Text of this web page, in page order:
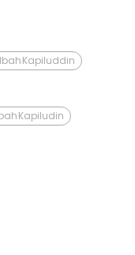
Kapiluddin
Kapiludin